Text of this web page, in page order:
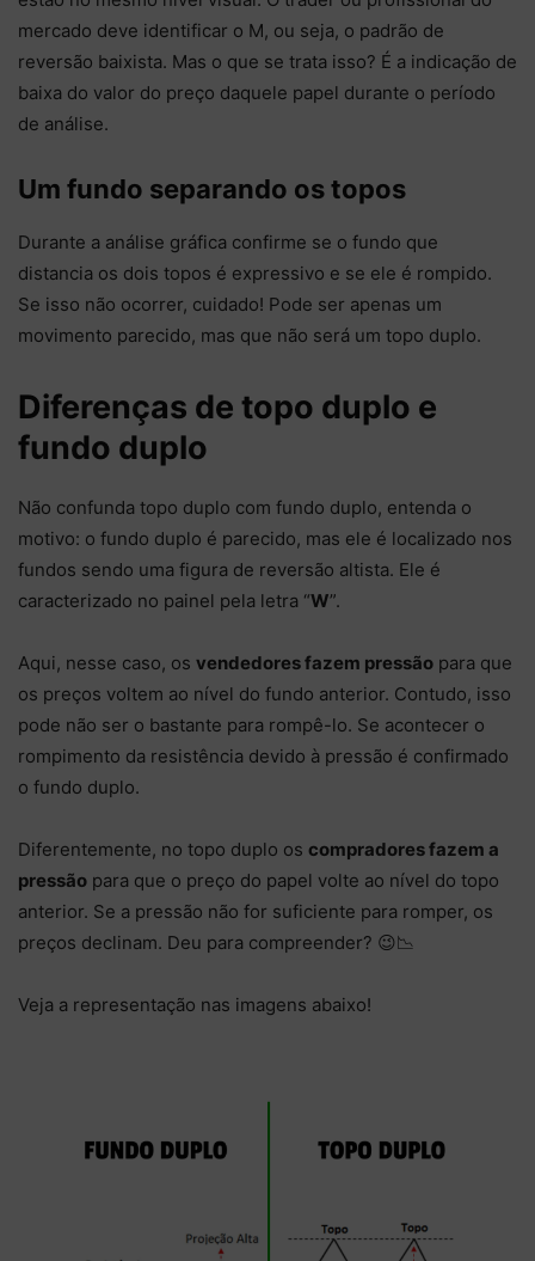
mercado deve identificar o M, ou seja, o padrão de
reversão baixista. Mas o que se trata isso? É a indicação de
baixa do valor do preço daquele papel durante o período
de análise.
Um fundo separando os topos
Durante a análise gráfica confirme se o fundo que
distancia os dois topos é expressivo e se ele é rompido.
Se isso não ocorrer, cuidado! Pode ser apenas um
movimento parecido, mas que não será um topo duplo.
Diferenças de topo duplo e
fundo duplo
Não confunda topo duplo com fundo duplo, entenda o
motivo: o fundo duplo é parecido, mas ele é localizado nos
fundos sendo uma figura de reversão altista. Ele é
caracterizado no painel pela letra “W”.
Aqui, nesse caso, os vendedores fazem pressão para que
os preços voltem ao nível do fundo anterior. Contudo, isso
pode não ser o bastante para rompê-lo. Se acontecer o
rompimento da resistência devido à pressão é confirmado
o fundo duplo.
Diferentemente, no topo duplo os compradores fazem a
pressão para que o preço do papel volte ao nível do topo
anterior. Se a pressão não for suficiente para romper, os
preços declinam. Deu para compreender? 😉📉
Veja a representação nas imagens abaixo!